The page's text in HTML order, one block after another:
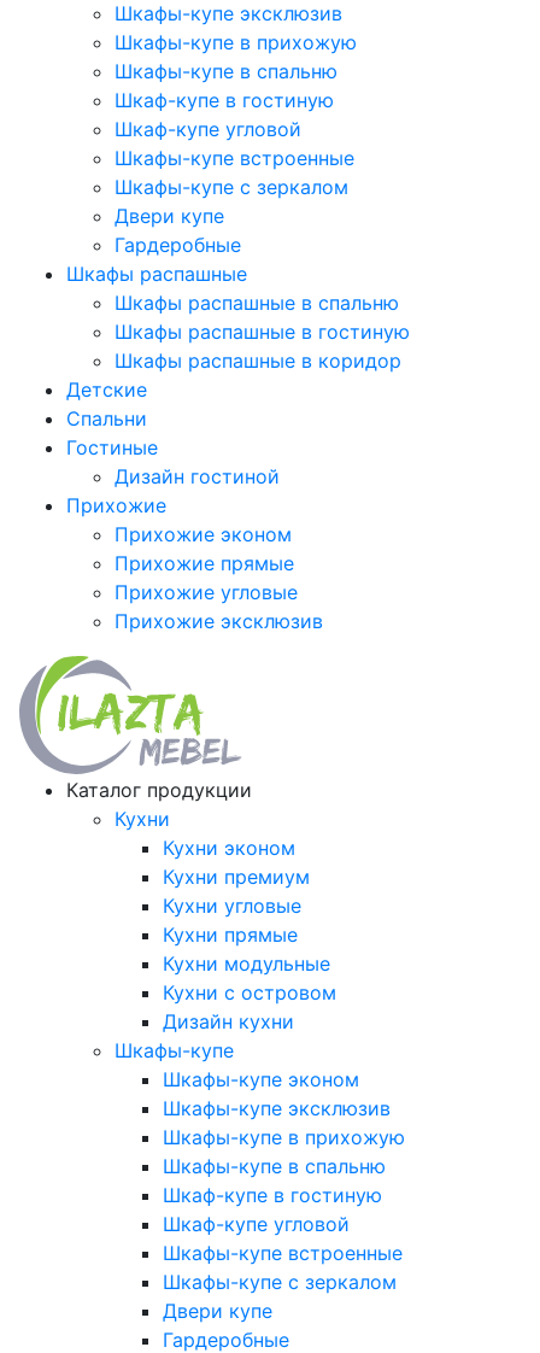
Шкафы-купе эксклюзив
Шкафы-купе в прихожую
Шкафы-купе в спальню
Шкаф-купе в гостиную
Шкаф-купе угловой
Шкафы-купе встроенные
Шкафы-купе с зеркалом
Двери купе
Гардеробные
Шкафы распашные
Шкафы распашные в спальню
Шкафы распашные в гостиную
Шкафы распашные в коридор
Детские
Спальни
Гостиные
Дизайн гостиной
Прихожие
Прихожие эконом
Прихожие прямые
Прихожие угловые
Прихожие эксклюзив
Каталог продукции
Кухни
Кухни эконом
Кухни премиум
Кухни угловые
Кухни прямые
Кухни модульные
Кухни с островом
Дизайн кухни
Шкафы-купе
Шкафы-купе эконом
Шкафы-купе эксклюзив
Шкафы-купе в прихожую
Шкафы-купе в спальню
Шкаф-купе в гостиную
Шкаф-купе угловой
Шкафы-купе встроенные
Шкафы-купе с зеркалом
Двери купе
Гардеробные